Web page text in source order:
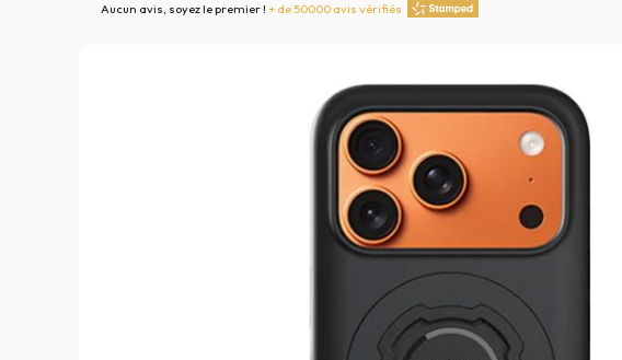
Aucun avis, soyez le premier ! + de 50000 avis vérifiés